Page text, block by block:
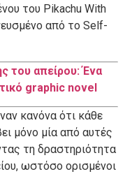
του Pikachu With
από το Self-
του απείρου: Ένα
graphic novel
κανόνα ότι κάθε
μόνο μία από αυτές
τη δραστηριότητα
, ωστόσο ορισμένοι